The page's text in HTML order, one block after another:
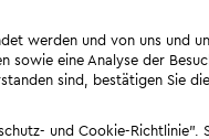
werden und von uns und
sowie eine Analyse der
sind, bestätigen Sie
und Cookie-Richtlinie".